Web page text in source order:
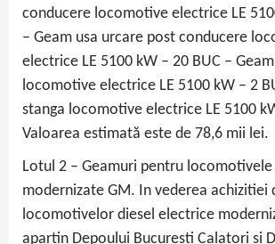
conducere locomotive electrice LE
– Geam usa urcare post conducere
electrice LE 5100 kW – 20 BUC –
locomotive electrice LE 5100 kW – 2
stanga locomotive electrice LE 5100
Valoarea estimată este de 78,6 mii lei.
Lotul 2 – Geamuri pentru
modernizate GM. In vederea achizitiei
locomotivelor diesel electrice
apartin Depoului Bucuresti Calatori si